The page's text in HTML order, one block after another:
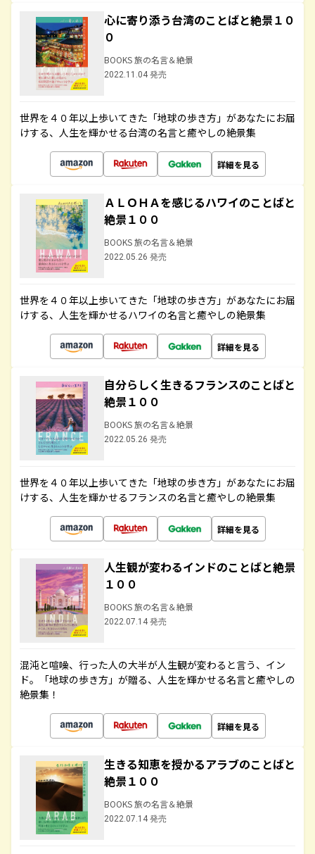
心に寄り添う台湾のことばと絶景１０
０
BOOKS 旅の名言＆絶景
2022.11.04 発売
世界を４０年以上歩いてきた「地球の歩き方」があなたにお届
けする、人生を輝かせる台湾の名言と癒やしの絶景集
詳細を見る
ＡＬＯＨＡを感じるハワイのことばと
絶景１００
BOOKS 旅の名言＆絶景
2022.05.26 発売
世界を４０年以上歩いてきた「地球の歩き方」があなたにお届
けする、人生を輝かせるハワイの名言と癒やしの絶景集
詳細を見る
自分らしく生きるフランスのことばと
絶景１００
BOOKS 旅の名言＆絶景
2022.05.26 発売
世界を４０年以上歩いてきた「地球の歩き方」があなたにお届
けする、人生を輝かせるフランスの名言と癒やしの絶景集
詳細を見る
人生観が変わるインドのことばと絶景
１００
BOOKS 旅の名言＆絶景
2022.07.14 発売
混沌と喧噪、行った人の大半が人生観が変わると言う、イン
ド。「地球の歩き方」が贈る、人生を輝かせる名言と癒やしの
絶景集！
詳細を見る
生きる知恵を授かるアラブのことばと
絶景１００
BOOKS 旅の名言＆絶景
2022.07.14 発売